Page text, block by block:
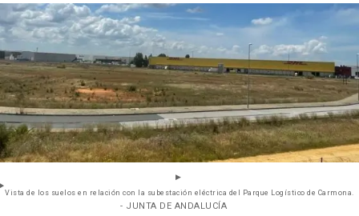
Vista de los suelos en relación con la subestación eléctrica del Parque Logístico de Carmona.
- JUNTA DE ANDALUCÍA